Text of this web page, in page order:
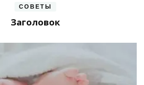
СОВЕТЫ
Заголовок